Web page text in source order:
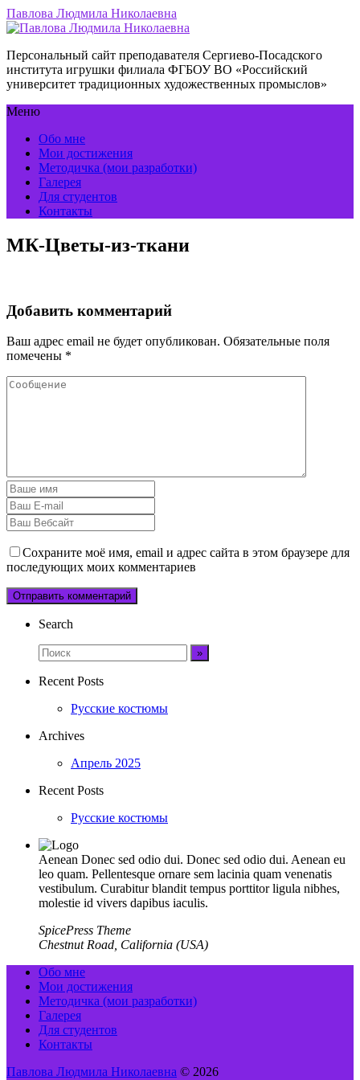
Павлова Людмила Николаевна
Персональный сайт преподавателя Сергиево-Посадского
института игрушки филиала ФГБОУ ВО «Российский
университет традиционных художественных промыслов»
Меню
Обо мне
Мои достижения
Методичка (мои разработки)
Галерея
Для студентов
Контакты
МК-Цветы-из-ткани
Добавить комментарий
Ваш адрес email не будет опубликован. Обязательные поля
помечены *
Сохраните моё имя, email и адрес сайта в этом браузере для
последующих моих комментариев
Search
Recent Posts
Русские костюмы
Archives
Апрель 2025
Recent Posts
Русские костюмы
Aenean Donec sed odio dui. Donec sed odio dui. Aenean eu
leo quam. Pellentesque ornare sem lacinia quam venenatis
vestibulum. Curabitur blandit tempus porttitor ligula nibhes,
molestie id vivers dapibus iaculis.
SpicePress Theme
Chestnut Road, California (USA)
Обо мне
Мои достижения
Методичка (мои разработки)
Галерея
Для студентов
Контакты
Павлова Людмила Николаевна © 2026